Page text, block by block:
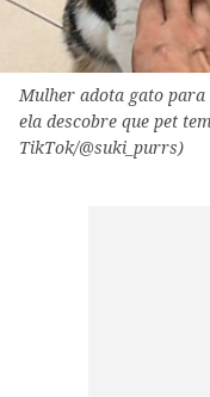
Mulher adota gato para
ela descobre que pet
TikTok/@suki_purrs)